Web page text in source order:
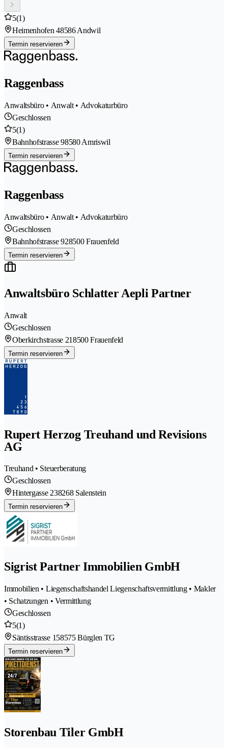
5(1)
Heimenhofen 48586 Andwil
Termin reservieren
Raggenbass
Anwaltsbüro • Anwalt • Advokaturbüro
Geschlossen
5(1)
Bahnhofstrasse 98580 Amriswil
Termin reservieren
Raggenbass
Anwaltsbüro • Anwalt • Advokaturbüro
Geschlossen
Bahnhofstrasse 928500 Frauenfeld
Termin reservieren
Anwaltsbüro Schlatter Aepli Partner
Anwalt
Geschlossen
Oberkirchstrasse 218500 Frauenfeld
Termin reservieren
Rupert Herzog Treuhand und Revisions
AG
Treuhand • Steuerberatung
Geschlossen
Hintergasse 238268 Salenstein
Termin reservieren
Sigrist Partner Immobilien GmbH
Immobilien • Liegenschaftshandel Liegenschaftsvermittlung • Makler
• Schatzungen • Vermittlung
Geschlossen
5(1)
Säntisstrasse 158575 Bürglen TG
Termin reservieren
Storenbau Tiler GmbH